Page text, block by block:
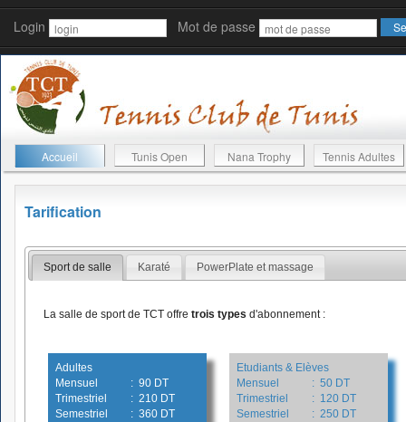
Login Mot de passe
Accueil Tunis Open Nana Trophy Tennis Adultes
Tarification
Sport de salle Karaté PowerPlate et massage
La salle de sport de TCT offre trois types d'abonnement :
Adultes
Mensuel
: 90 DT
Trimestriel
: 210 DT
Semestriel
: 360 DT
Etudiants & Elèves
Mensuel
: 50 DT
Trimestriel
: 120 DT
Semestriel
: 250 DT